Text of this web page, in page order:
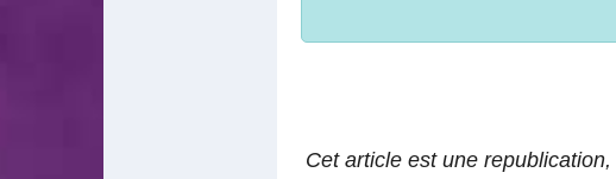
Cet article est une republication,